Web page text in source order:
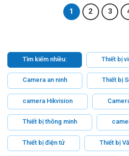
1 2 3
Tìm kiếm nhiều: Thiết bị
Camera an ninh Thiết bị
camera Hikvision
Thiết bị thông minh
Thiết bị điện tử Thiết bị